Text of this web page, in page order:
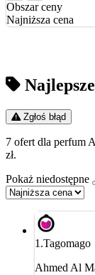
Obszar ceny
Najniższa cena
Zgłoś błąd
7 ofert dla perfum
zł.
Pokaż niedostępne
1.Tagomago
Ahmed Al